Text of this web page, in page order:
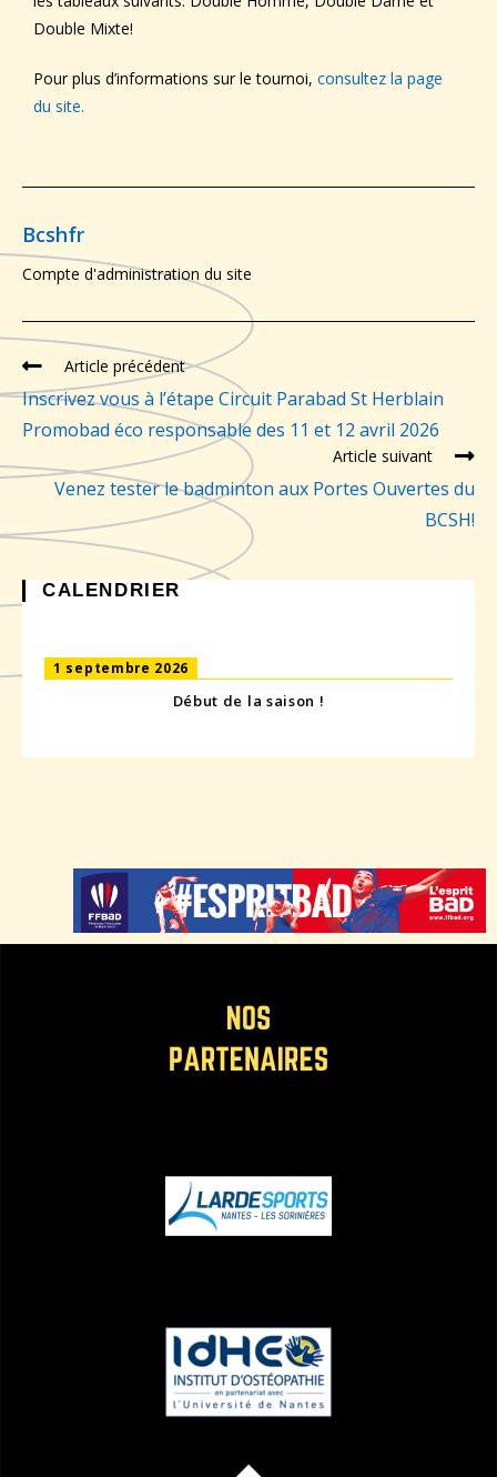
Double Mixte!
Pour plus d’informations sur le tournoi, consultez la page
du site.
Bcshfr
Compte d'administration du site
Article précédent
Inscrivez vous à l’étape Circuit Parabad St Herblain
Promobad éco responsable des 11 et 12 avril 2026
Article suivant
Venez tester le badminton aux Portes Ouvertes du
BCSH!
CALENDRIER
1 septembre 2026
Début de la saison !